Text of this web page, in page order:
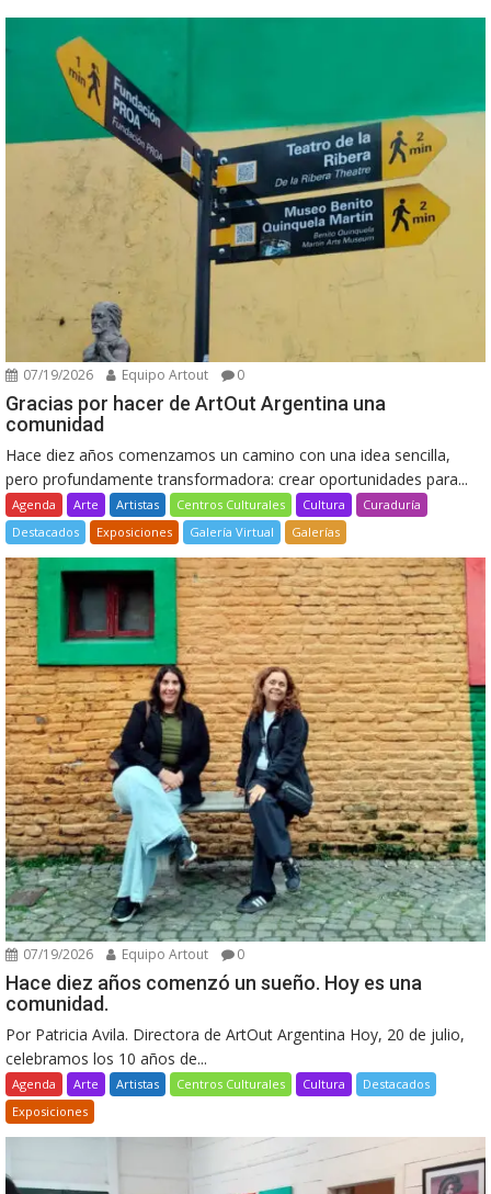
07/19/2026 Equipo Artout 0
Gracias por hacer de ArtOut Argentina una
comunidad
Hace diez años comenzamos un camino con una idea sencilla,
pero profundamente transformadora: crear oportunidades para...
Agenda Arte Artistas Centros Culturales Cultura
Curaduría
Destacados
Exposiciones Galería Virtual Galerías
07/19/2026 Equipo Artout 0
Hace diez años comenzó un sueño. Hoy es una
comunidad.
Por Patricia Avila. Directora de ArtOut Argentina Hoy, 20 de julio,
celebramos los 10 años de...
Agenda Arte Artistas Centros Culturales Cultura
Destacados
Exposiciones